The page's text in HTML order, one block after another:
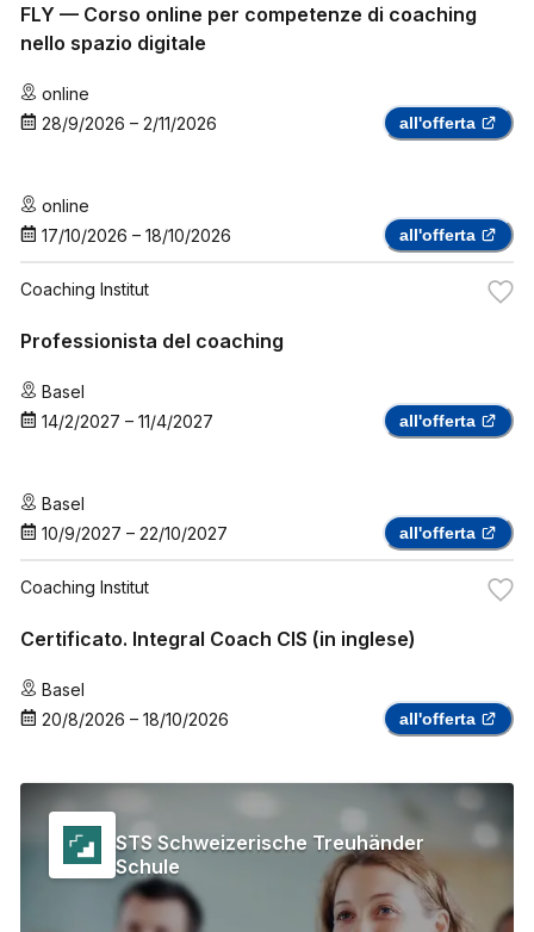
FLY — Corso online per competenze di coaching
nello spazio digitale
online
28/9/2026 – 2/11/2026 all'offerta
online
17/10/2026 – 18/10/2026 all'offerta
Coaching Institut
Professionista del coaching
Basel
14/2/2027 – 11/4/2027 all'offerta
Basel
10/9/2027 – 22/10/2027 all'offerta
Coaching Institut
Certificato. Integral Coach CIS (in inglese)
Basel
20/8/2026 – 18/10/2026 all'offerta
STS Schweizerische Treuhänder
Schule